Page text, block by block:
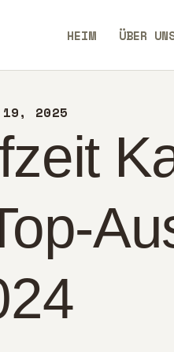
HEIM ÜBER
19, 2025